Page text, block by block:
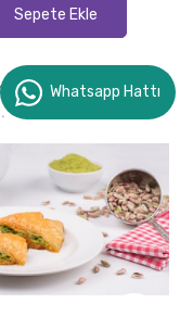
Sepete Ekle
Whatsapp Hattı